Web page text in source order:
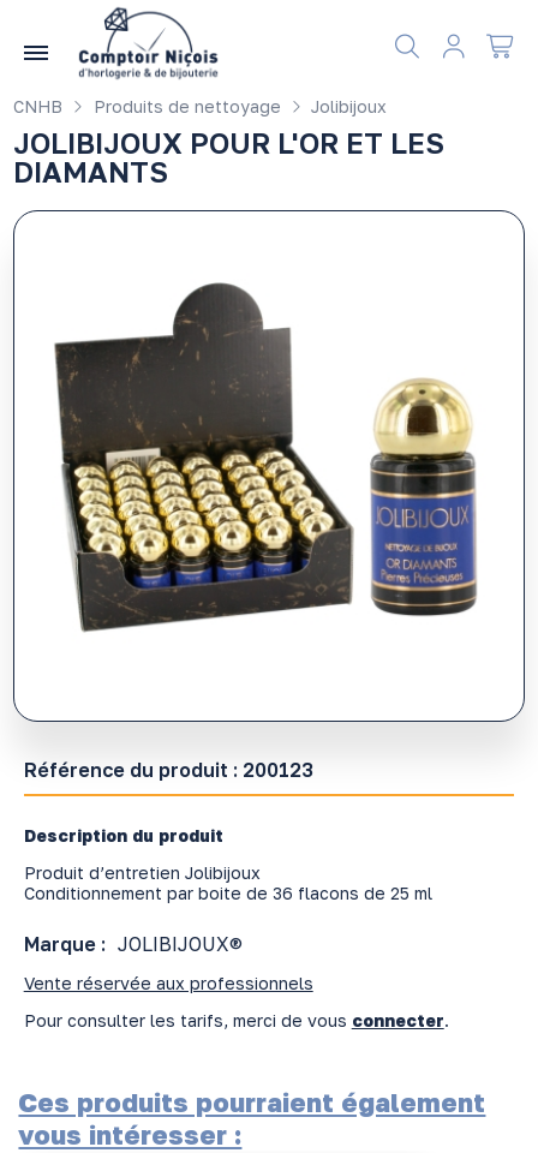
CNHB Produits de nettoyage Jolibijoux
JOLIBIJOUX POUR L'OR ET LES
DIAMANTS
Référence du produit : 200123
Description du produit
Produit d’entretien Jolibijoux
Conditionnement par boite de 36 flacons de 25 ml
Marque : JOLIBIJOUX®
Vente réservée aux professionnels
Pour consulter les tarifs, merci de vous connecter.
Ces produits pourraient également
vous intéresser :
Gérer les préférences en matière de cookies